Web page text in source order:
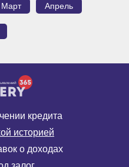
Март Апрель
кредита
историей
о доходах